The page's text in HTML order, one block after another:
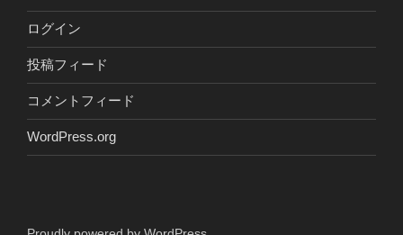
ログイン
投稿フィード
コメントフィード
WordPress.org